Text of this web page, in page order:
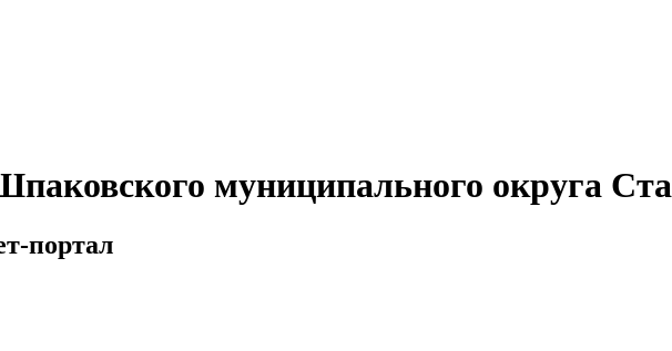
муниципального округа
портал